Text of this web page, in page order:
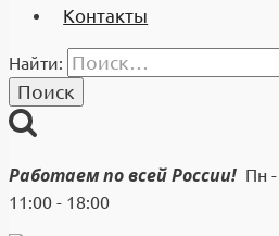
Контакты
Найти:
Работаем по всей России! Пн
11:00 - 18:00